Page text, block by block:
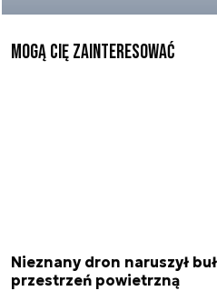
Mogą Cię zainteresować
Nieznany dron naruszył
przestrzeń powietrzną